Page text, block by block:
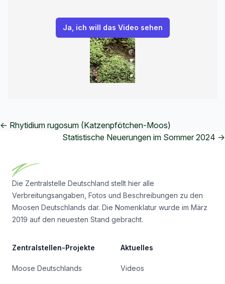
← Rhytidium rugosum (Katzenpfötchen-Moos)
Statistische Neuerungen im Sommer 2024 →
Die Zentralstelle Deutschland stellt hier alle
Verbreitungsangaben, Fotos und Beschreibungen zu den
Moosen Deutschlands dar. Die Nomenklatur wurde im März
2019 auf den neuesten Stand gebracht.
Zentralstellen-Projekte
Moose Deutschlands
Aktuelles
Videos